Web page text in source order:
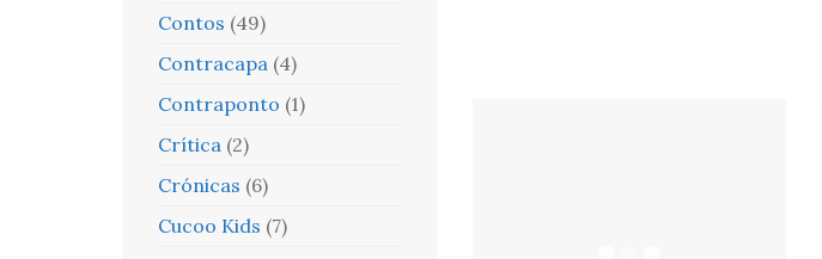
Contos (49)
Contracapa (4)
Contraponto (1)
Crítica (2)
Crónicas (6)
Cucoo Kids (7)